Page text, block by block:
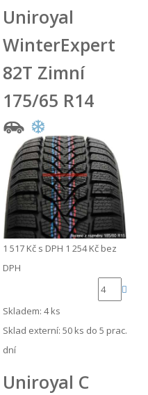
Uniroyal
WinterExpert
82T Zimní
175/65 R14
1 517 Kč s DPH 1 254 Kč bez
DPH
Skladem: 4 ks
Sklad externí: 50 ks do 5 prac.
dní
Uniroyal C